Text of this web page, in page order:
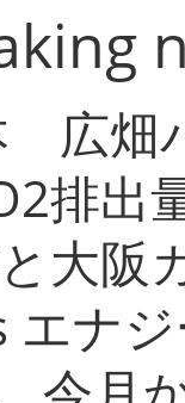
広畑
排出
大阪
エナ